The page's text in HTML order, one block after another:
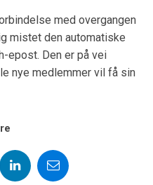
med overgangen
mistet den automatiske
epost. Den er på vei
nye medlemmer vil få sin